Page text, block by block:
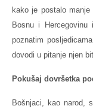
kako je postalo
Bosnu i
poznatim
dovodi u pitanje njen
Pokušaj dovršetka
Bošnjaci, kao narod,